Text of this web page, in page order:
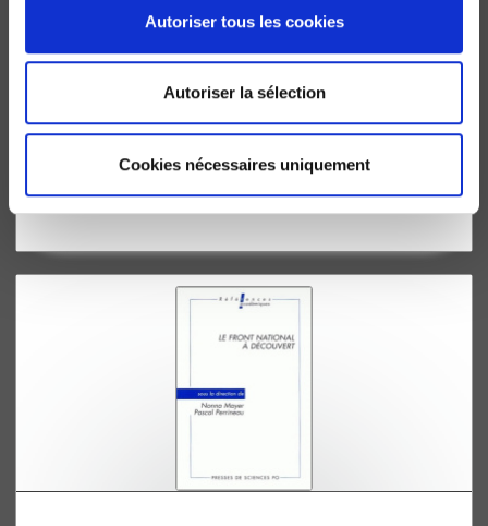
Autoriser tous les cookies
Autoriser la sélection
Cookies nécessaires uniquement
Le vote surprise
Les élections législatives du 25 mai et 1 juin 1997